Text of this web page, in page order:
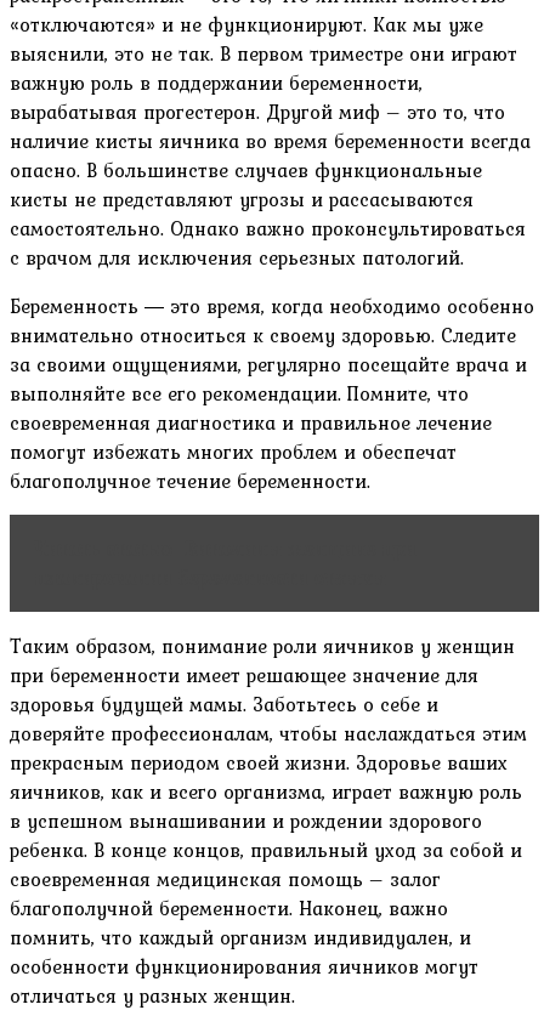
«отключаются» и не функционируют. Как мы уже
выяснили, это не так. В первом триместре они играют
важную роль в поддержании беременности,
вырабатывая прогестерон. Другой миф – это то, что
наличие кисты яичника во время беременности всегда
опасно. В большинстве случаев функциональные
кисты не представляют угрозы и рассасываются
самостоятельно. Однако важно проконсультироваться
с врачом для исключения серьезных патологий.
Беременность ― это время, когда необходимо особенно
внимательно относиться к своему здоровью. Следите
за своими ощущениями, регулярно посещайте врача и
выполняйте все его рекомендации. Помните, что
своевременная диагностика и правильное лечение
помогут избежать многих проблем и обеспечат
благополучное течение беременности.
Таким образом, понимание роли яичников у женщин
при беременности имеет решающее значение для
здоровья будущей мамы. Заботьтесь о себе и
доверяйте профессионалам, чтобы наслаждаться этим
прекрасным периодом своей жизни. Здоровье ваших
яичников, как и всего организма, играет важную роль
в успешном вынашивании и рождении здорового
ребенка. В конце концов, правильный уход за собой и
своевременная медицинская помощь – залог
благополучной беременности. Наконец, важно
помнить, что каждый организм индивидуален, и
особенности функционирования яичников могут
отличаться у разных женщин.